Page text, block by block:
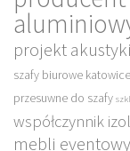
projekt
szafy biurowe katowice
przesuwne do szafy
współczynnik
mebli